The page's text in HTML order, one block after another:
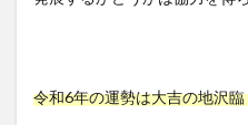
令和6年の運勢は大吉の地沢